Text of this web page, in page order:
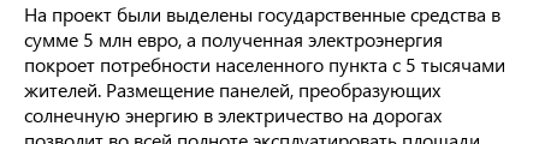
На проект были выделены государственные средства в
сумме 5 млн евро, а полученная электроэнергия
покроет потребности населенного пункта с 5 тысячами
жителей. Размещение панелей, преобразующих
солнечную энергию в электричество на дорогах